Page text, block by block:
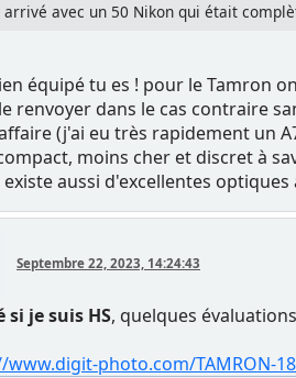
arrivé avec un 50 Nikon qui était
équipé tu es ! pour le Tamron
renvoyer dans le cas contraire
(j'ai eu très rapidement un
moins cher et discret à
existe aussi d'excellentes
Septembre 22, 2023, 14:24:43
si je suis HS, quelques
photo.com/TAMRON-